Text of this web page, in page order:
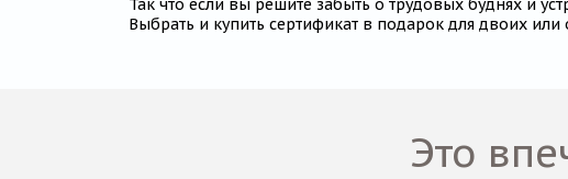
Так что если вы решите забыть о трудовых буднях и
Выбрать и купить сертификат в подарок для двоих
Это